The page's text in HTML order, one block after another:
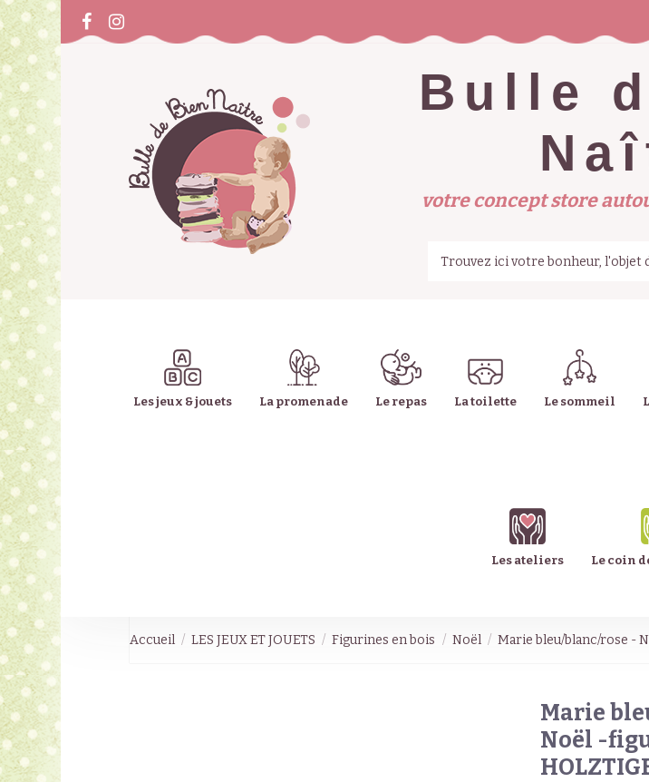
Bulle
votre concept store
Les jeux & jouets La promenade Le repas La toilette Le sommeil
Les ateliers Le coin
Accueil LES JEUX ET JOUETS Figurines en bois Noël Marie bleu/blanc/rose -
Marie
Noël -